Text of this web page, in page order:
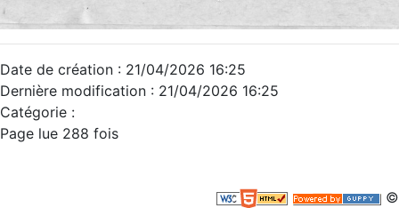
Date de création : 21/04/2026 16:25
Dernière modification : 21/04/2026 16:25
Catégorie :
Page lue 288 fois
©